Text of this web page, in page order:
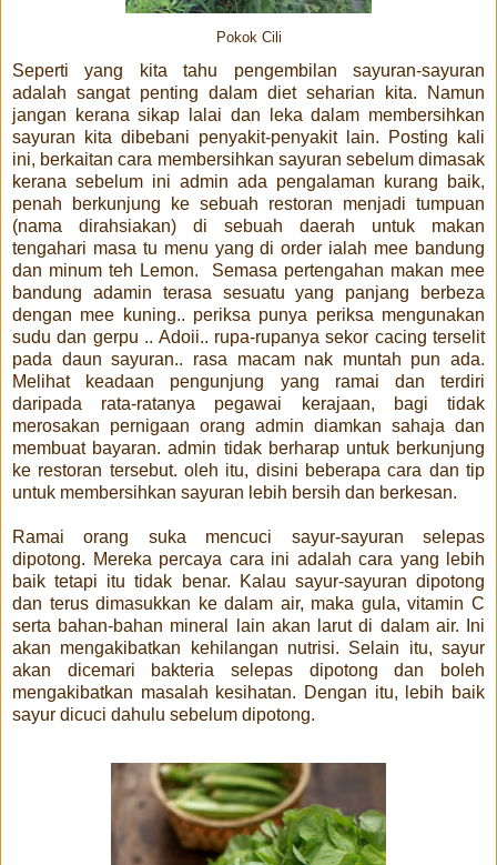
Pokok Cili
Seperti yang kita tahu pengembilan sayuran-sayuran
adalah sangat penting dalam diet seharian kita. Namun
jangan kerana sikap lalai dan leka dalam membersihkan
sayuran kita dibebani penyakit-penyakit lain. Posting kali
ini, berkaitan cara membersihkan sayuran sebelum dimasak
kerana sebelum ini admin ada pengalaman kurang baik,
penah berkunjung ke sebuah restoran menjadi tumpuan
(nama dirahsiakan) di sebuah daerah untuk makan
tengahari masa tu menu yang di order ialah mee bandung
dan minum teh Lemon. Semasa pertengahan makan mee
bandung adamin terasa sesuatu yang panjang berbeza
dengan mee kuning.. periksa punya periksa mengunakan
sudu dan gerpu .. Adoii.. rupa-rupanya sekor cacing terselit
pada daun sayuran.. rasa macam nak muntah pun ada.
Melihat keadaan pengunjung yang ramai dan terdiri
daripada rata-ratanya pegawai kerajaan, bagi tidak
merosakan pernigaan orang admin diamkan sahaja dan
membuat bayaran. admin tidak berharap untuk berkunjung
ke restoran tersebut. oleh itu, disini beberapa cara dan tip
untuk membersihkan sayuran lebih bersih dan berkesan.
Ramai orang suka mencuci sayur-sayuran selepas
dipotong. Mereka percaya cara ini adalah cara yang lebih
baik tetapi itu tidak benar. Kalau sayur-sayuran dipotong
dan terus dimasukkan ke dalam air, maka gula, vitamin C
serta bahan-bahan mineral lain akan larut di dalam air. Ini
akan mengakibatkan kehilangan nutrisi. Selain itu, sayur
akan dicemari bakteria selepas dipotong dan boleh
mengakibatkan masalah kesihatan. Dengan itu, lebih baik
sayur dicuci dahulu sebelum dipotong.